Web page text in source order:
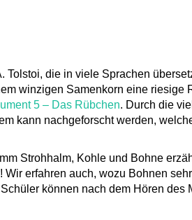
die in viele Sprachen
winzigen Samenkorn eine riesige
5 – Das Rübchen. Durch die
kann nachgeforscht werden,
Strohhalm, Kohle und Bohne
erfahren auch, wozu Bohnen
können nach dem Hören des